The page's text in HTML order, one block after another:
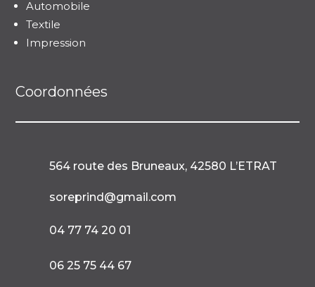
Automobile
Textile
Impression
Coordonnées
564 route des Bruneaux, 42580 L’ETRAT
soreprind@gmail.com
04 77 74 20 01
06 25 75 44 67